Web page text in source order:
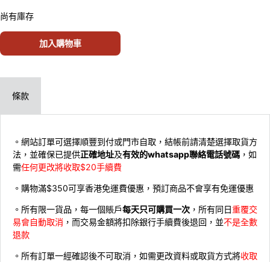
尚有庫存
加入購物車
條款
。網站訂單可選擇順豐到付或門市自取，結帳前請清楚選擇取貨方
法，並確保已提供正確地址及有效的whatsapp聯絡電話號碼 ，如
需任何更改將收取$20手續費
。購物滿$350可享香港免運費優惠，預訂商品不會享有免運優惠
。所有限一貨品，每一個賬戶每天只可購買一次 ，所有同日重覆交
易會自動取消 ，而交易金額將扣除銀行手續費後退回，並不是全數
退款
。所有訂單一經確認後不可取消，如需更改資料或取貨方式將收取